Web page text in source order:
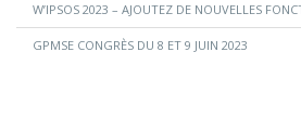
W’IPSOS 2023 – AJOUTEZ DE NOUVELLES
GPMSE CONGRÈS DU 8 ET 9 JUIN 2023